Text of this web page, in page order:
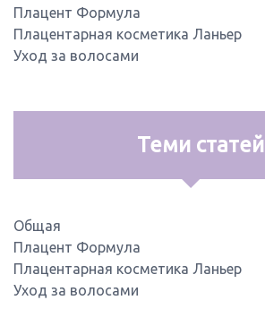
Плацент Формула
Плацентарная косметика Ланьер
Уход за волосами
Теми статей
Общая
Плацент Формула
Плацентарная косметика Ланьер
Уход за волосами